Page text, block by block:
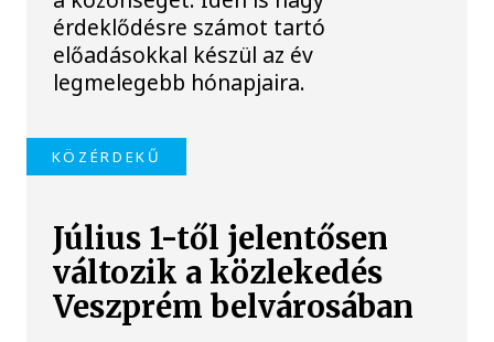
érdeklődésre számot tartó
előadásokkal készül az év
legmelegebb hónapjaira.
KÖZÉRDEKŰ
Július 1-től jelentősen
változik a közlekedés
Veszprém belvárosában